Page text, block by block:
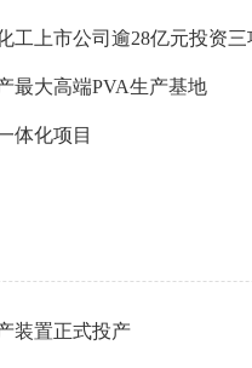
工上市公司逾28亿元投资三
最大高端PVA生产基地
体化项目
装置正式投产